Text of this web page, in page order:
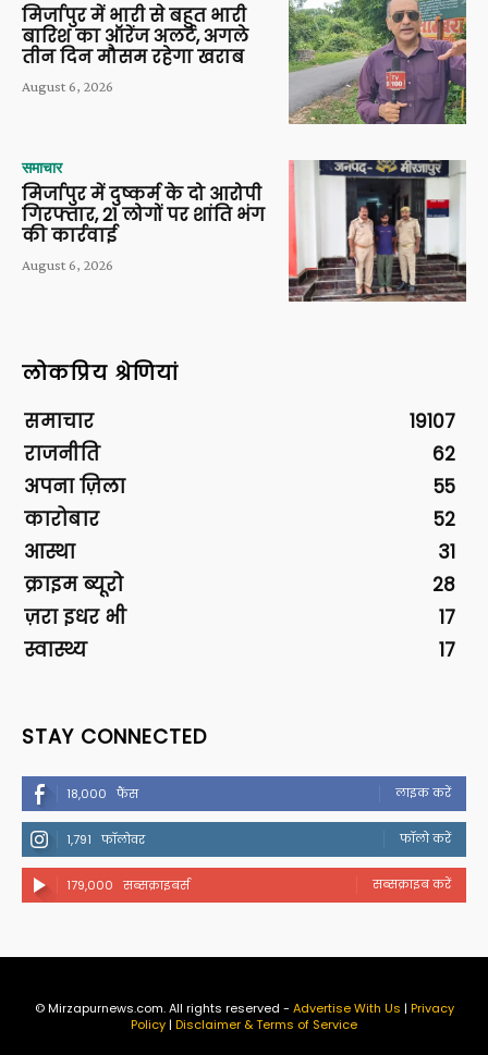
मिर्जापुर में भारी से बहुत भारी
बारिश का ऑरेंज अलर्ट, अगले
तीन दिन मौसम रहेगा खराब
August 6, 2026
समाचार
मिर्जापुर में दुष्कर्म के दो आरोपी
गिरफ्तार, 21 लोगों पर शांति भंग
की कार्रवाई
August 6, 2026
लोकप्रिय श्रेणियां
समाचार
19107
राजनीति
62
अपना ज़िला
55
कारोबार
52
आस्था
31
क्राइम ब्यूरो
28
ज़रा इधर भी
17
स्वास्थ्य
17
STAY CONNECTED
18,000 फैंस लाइक करें
1,791 फॉलोवर फॉलो करें
179,000 सब्सक्राइबर्स सब्सक्राइब करें
© Mirzapurnews.com. All rights reserved - Advertise With Us | Privacy
Policy| Disclaimer & Terms of Service